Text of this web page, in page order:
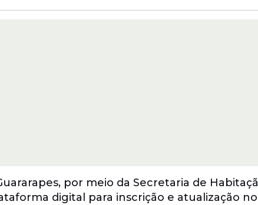
por meio da Secretaria de
digital para inscrição e atualização